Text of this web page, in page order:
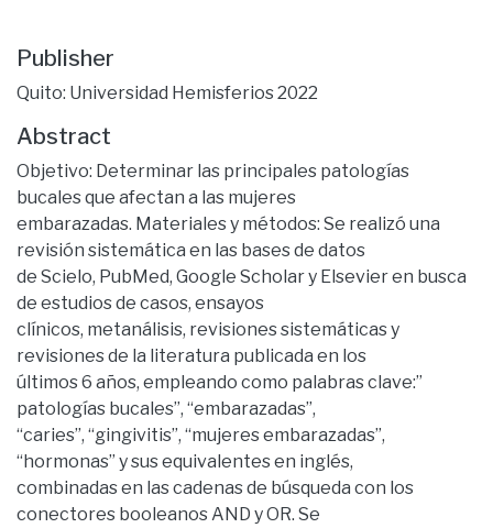
Publisher
Quito: Universidad Hemisferios 2022
Abstract
Objetivo: Determinar las principales patologías
bucales que afectan a las mujeres
embarazadas. Materiales y métodos: Se realizó una
revisión sistemática en las bases de datos
de Scielo, PubMed, Google Scholar y Elsevier en busca
de estudios de casos, ensayos
clínicos, metanálisis, revisiones sistemáticas y
revisiones de la literatura publicada en los
últimos 6 años, empleando como palabras clave:”
patologías bucales”, “embarazadas”,
“caries”, “gingivitis”, “mujeres embarazadas”,
“hormonas” y sus equivalentes en inglés,
combinadas en las cadenas de búsqueda con los
conectores booleanos AND y OR. Se